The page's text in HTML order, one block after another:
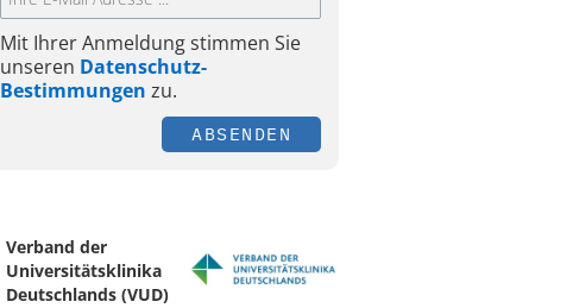
Mit Ihrer Anmeldung stimmen Sie
unseren Datenschutz-
Bestimmungen zu.
ABSENDEN
Verband der
Universitätsklinika
Deutschlands (VUD)